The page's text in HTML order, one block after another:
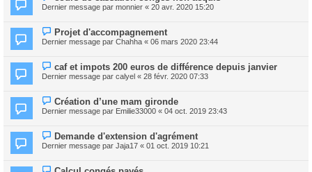
Dernier message par monnier « 20 avr. 2020 15:20
Projet d'accompagnement
Dernier message par Chahha « 06 mars 2020 23:44
caf et impots 200 euros de différence depuis janvier
Dernier message par calyel « 28 févr. 2020 07:33
Création d’une mam gironde
Dernier message par Emilie33000 « 04 oct. 2019 23:43
Demande d'extension d'agrément
Dernier message par Jaja17 « 01 oct. 2019 10:21